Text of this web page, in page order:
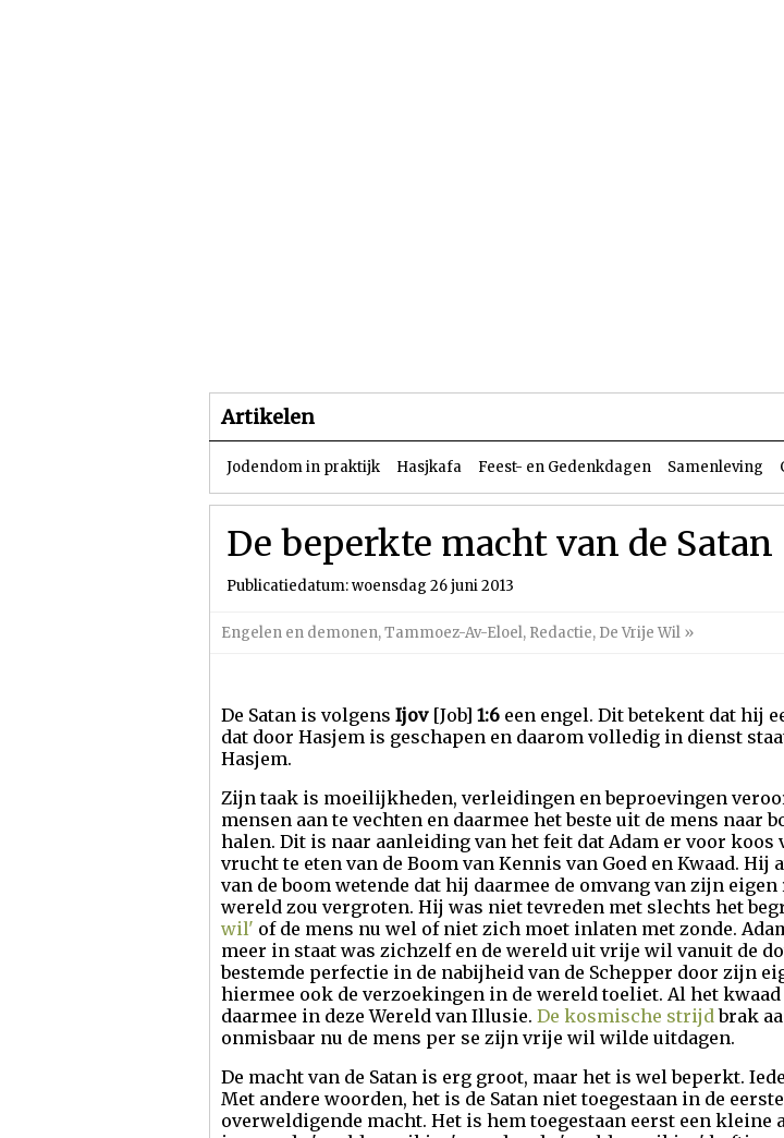
Artikelen
Jodendom in praktijk Hasjkafa Feest- en Gedenkdagen Samenleving
De beperkte macht van de Satan
Publicatiedatum: woensdag 26 juni 2013
Engelen en demonen,Tammoez-Av-Eloel, Redactie, De Vrije Wil »
De Satan is volgens Ijov[Job] 1:6 een engel. Dit betekent dat hij
dat door Hasjem is geschapen en daarom volledig in dienst
Hasjem.
Zijn taak is moeilijkheden, verleidingen en beproevingen
mensen aan te vechten en daarmee het beste uit de mens naar
halen. Dit is naar aanleiding van het feit dat Adam er voor koos
vrucht te eten van de Boom van Kennis van Goed en Kwaad. Hij
van de boom wetende dat hij daarmee de omvang van zijn
wereld zou vergroten. Hij was niet tevreden met slechts het
wil' of de mens nu wel of niet zich moet inlaten met zonde.
meer in staat was zichzelf en de wereld uit vrije wil vanuit de
bestemde perfectie in de nabijheid van de Schepper door zijn
hiermee ook de verzoekingen in de wereld toeliet. Al het
daarmee in deze Wereld van Illusie. De kosmische strijdbrak
onmisbaar nu de mens per se zijn vrije wil wilde uitdagen.
De macht van de Satan is erg groot, maar het is wel beperkt.
Met andere woorden, het is de Satan niet toegestaan in de
overweldigende macht. Het is hem toegestaan eerst een